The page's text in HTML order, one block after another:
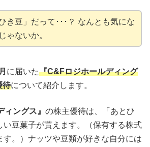
き豆」だって･･･？ なんとも気にな
ゃないか。
に届いた『C&Fロジホールディング
待について紹介します。
ィングス』 の株主優待は、「あとひ
い豆菓子が貰えます。（保有する株式
す。）ナッツや豆類が好きな自分には